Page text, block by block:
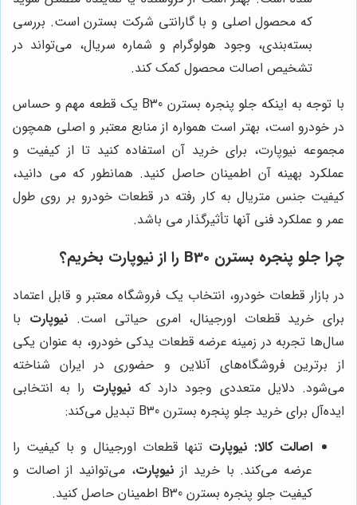
که محصول اصلی و با گارانتی شرکت بسترن است. بررسی
بسته‌بندی، وجود هولوگرام و شماره سریال، می‌تواند در
تشخیص اصالت محصول کمک کند.
با توجه به اینکه جلو پنجره بسترنB30
یک قطعه مهم و حساس
در خودرو است، بهتر است همواره از منابع معتبر و اصلی همچون
مجموعه نیوپارت، برای خرید آن استفاده کنید تا از کیفیت و
عملکرد بهینه آن اطمینان حاصل کنید. همانطور که می دانید،
کیفیت جنس متریال به کار رفته در قطعات خودرو بر روی طول
عمر و عملکرد فنی آنها تأثیرگذار می باشد.
چرا جلو پنجره بسترن B30 را از نیوپارت بخریم؟
در بازار قطعات خودرو، انتخاب یک فروشگاه معتبر و قابل اعتماد
برای خرید قطعات اورجینال، امری حیاتی است. نیوپارت با
سال‌ها تجربه در زمینه عرضه قطعات یدکی خودرو، به عنوان یکی
از برترین فروشگاه‌های آنلاین و حضوری در ایران شناخته
می‌شود. دلایل متعددی وجود دارد که نیوپارت را به انتخابی
ایده‌آل برای خرید جلو پنجره بسترن B30 تبدیل می‌کند:
اصالت کالا: نیوپارت تنها قطعات اورجینال و با کیفیت را
عرضه می‌کند. با خرید از نیوپارت، می‌توانید از اصالت و
کیفیت جلو پنجره بسترن B30 اطمینان حاصل کنید.